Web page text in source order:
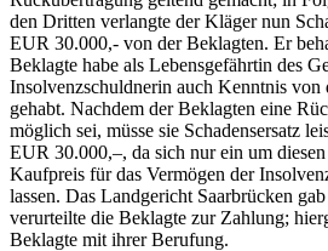
den Dritten verlangte der Kläger nun
EUR 30.000,- von der Beklagten. Er
Beklagte habe als Lebensgefährtin des
Insolvenzschuldnerin auch Kenntnis
gehabt. Nachdem der Beklagten eine
möglich sei, müsse sie Schadensersatz
EUR 30.000,–, da sich nur ein um
Kaufpreis für das Vermögen der
lassen. Das Landgericht Saarbrücken
verurteilte die Beklagte zur Zahlung;
Beklagte mit ihrer Berufung.